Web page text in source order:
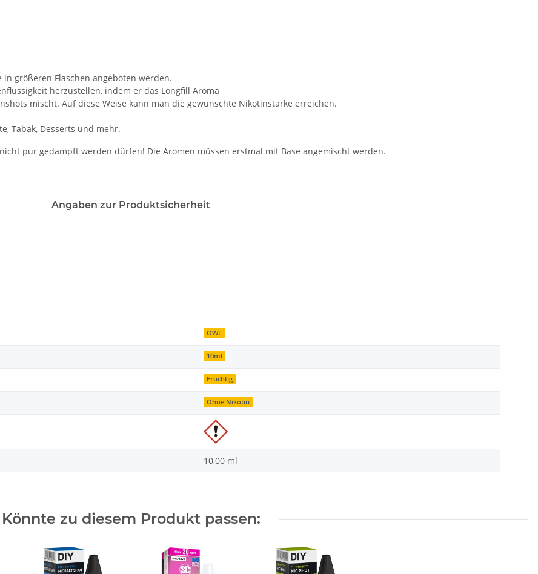
größeren Flaschen angeboten werden.
herzustellen, indem er das Longfill Aroma
mischt. Auf diese Weise kann man die gewünschte Nikotinstärke erreichen.
Tabak, Desserts und mehr.
pur gedampft werden dürfen! Die Aromen müssen erstmal mit Base angemischt werden.
Angaben zur Produktsicherheit
OWL
10ml
Fruchtig
Ohne Nikotin
10,00 ml
Könnte zu diesem Produkt passen: